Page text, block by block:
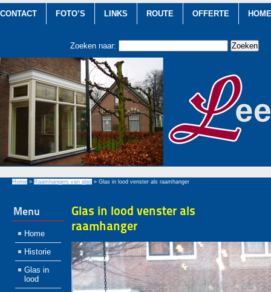
CONTACT FOTO’S LINKS ROUTE OFFERTE HOME
Zoeken naar:
Home » Raamhangers van glas » Glas in lood venster als raamhanger
Menu
Home
Historie
Glas in
lood
Glas in lood venster als
raamhanger